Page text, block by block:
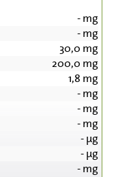
-mg
-mg
30,0 mg
200,0 mg
1,8 mg
-mg
-mg
-mg
-µg
-µg
-mg